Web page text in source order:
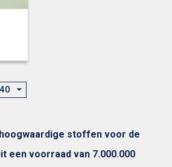
40
stoffen voor de
een voorraad van 7.000.000